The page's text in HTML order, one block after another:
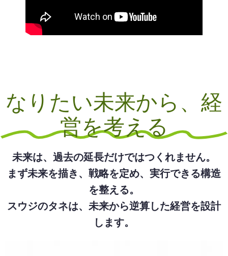
なりたい未来から、経
営を考える
未来は、過去の延長だけではつくれません。
まず未来を描き、戦略を定め、実行できる構造
を整える。
スウジのタネは、未来から逆算した経営を設計
します。